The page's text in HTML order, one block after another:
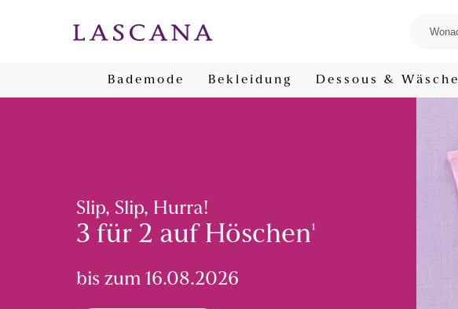
Bademode Bekleidung Dessous & Wäsche
Slip, Slip, Hurra!
3 für 2 auf Höschen¹
bis zum 16.08.2026